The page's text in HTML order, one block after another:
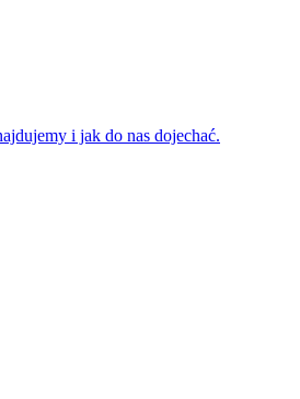
i jak do nas dojechać.